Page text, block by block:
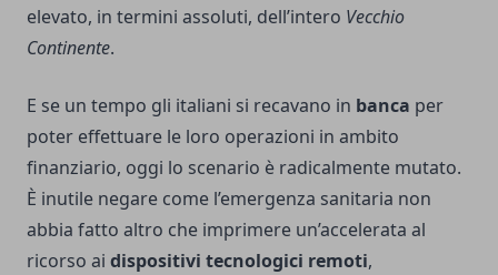
elevato, in termini assoluti, dell’intero Vecchio
Continente.
E se un tempo gli italiani si recavano in banca per
poter effettuare le loro operazioni in ambito
finanziario, oggi lo scenario è radicalmente mutato.
È inutile negare come l’emergenza sanitaria non
abbia fatto altro che imprimere un’accelerata al
ricorso ai dispositivi tecnologici remoti,